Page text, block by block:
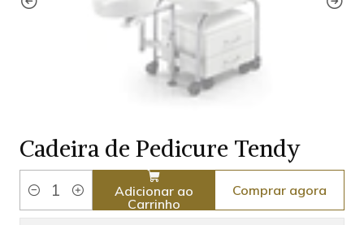
Cadeira de Pedicure Tendy
Quantidade
Adicionar ao
Carrinho
Comprar agora